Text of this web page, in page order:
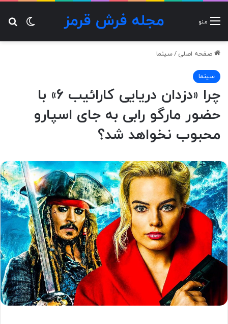
مجله فرش قرمز منو
صفحه اصلی /سینما
سینما
چرا «دزدان دریایی کارائیب ۶» با
حضور مارگو رابی به جای اسپارو
محبوب نخواهد شد؟